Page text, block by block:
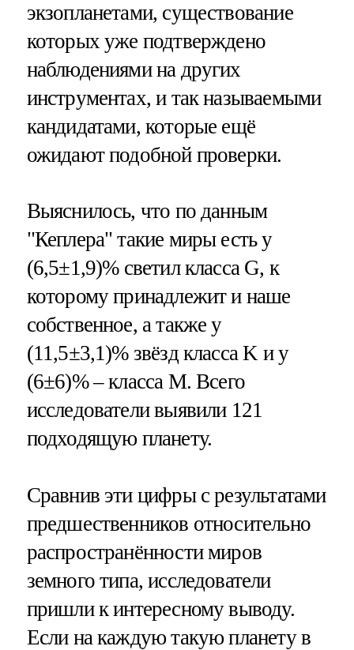
экзопланетами, существование
которых уже подтверждено
наблюдениями на других
инструментах, и так называемыми
кандидатами, которые ещё
ожидают подобной проверки.
Выяснилось, что по данным
"Кеплера" такие миры есть у
(6,5±1,9)% светил класса G, к
которому принадлежит и наше
собственное, а также у
(11,5±3,1)% звёзд класса K и у
(6±6)% – класса M. Всего
исследователи выявили 121
подходящую планету.
Сравнив эти цифры с результатами
предшественников относительно
распространённости миров
земного типа, исследователи
пришли к интересному выводу.
Если на каждую такую планету в